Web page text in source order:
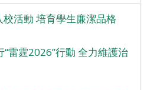
校活動 培育學生廉潔品格
雷霆2026”行動 全力維護治